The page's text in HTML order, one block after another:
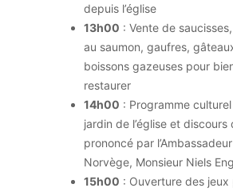
depuis l’église
13h00 : Vente de
au saumon, gaufres,
boissons gazeuses pour
restaurer
14h00 : Programme
jardin de l’église et discours
prononcé par
Norvège, Monsieur Niels
15h00 : Ouverture des jeux